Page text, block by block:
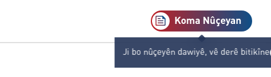
Koma Nûçeyan
Ji bo nûçeyên dawiyê, vê derê bitikîne